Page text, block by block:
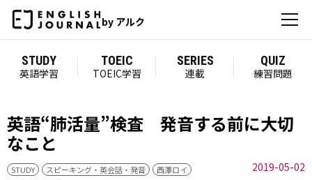
by アルク
STUDY
英語学習
TOEIC
TOEIC学習
SERIES
連載
QUIZ
練習問題
英語“肺活量”検査 発音する前に大切
なこと
STUDY スピーキング・英会話・発音
西澤ロイ
2019-05-02